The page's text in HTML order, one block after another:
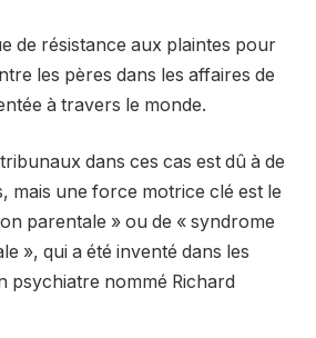
de résistance aux plaintes pour
les pères dans les affaires de
à travers le monde.
dans ces cas est dû à de
mais une force motrice clé est le
parentale » ou de « syndrome
», qui a été inventé dans les
psychiatre nommé Richard